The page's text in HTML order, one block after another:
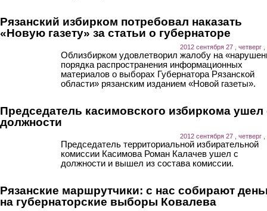
Рязанский избирком потребовал наказать
«Новую газету» за статьи о губернаторе
2012 сентября 27 , четверг ,
Облизбирком удовлетворил жалобу на
порядка распространения информационных
материалов о выборах Губернатора Рязанской
области» рязанским изданием «Новой газеты».
Председатель касимовского избиркома ушел
должности
2012 сентября 27 , четверг ,
Председатель территориальной избирательной
комиссии Касимова Роман Калачев ушел с
должности и вышел из состава комиссии.
Рязанские маршрутчики: с нас собирают
на губернаторские выборы Ковалева